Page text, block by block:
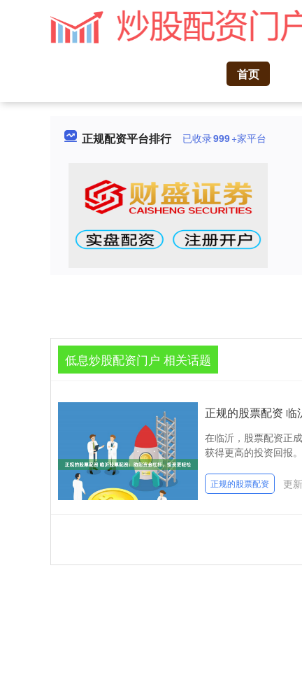
首页
正规配资平台排行 已收录999+家平台
低息炒股配资门户 相关话题
正规的股票配资
在临沂，股票配资正
获得更高的投资回报
正规的股票配资 更